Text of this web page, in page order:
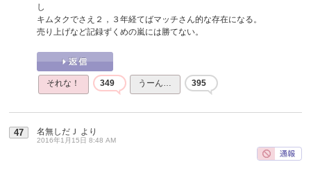
し
キムタクでさえ２，３年経てばマッチさん的な存在になる。
売り上げなど記録ずくめの嵐には勝てない。
それな！ 349 うーん… 395
47 名無しだＪ より
2016年1月15日 8:48 AM